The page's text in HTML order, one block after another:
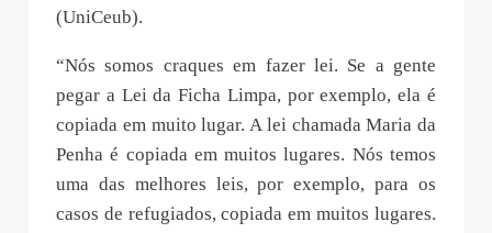
(UniCeub).
“Nós somos craques em fazer lei. Se a gente
pegar a Lei da Ficha Limpa, por exemplo, ela é
copiada em muito lugar. A lei chamada Maria da
Penha é copiada em muitos lugares. Nós temos
uma das melhores leis, por exemplo, para os
casos de refugiados, copiada em muitos lugares.